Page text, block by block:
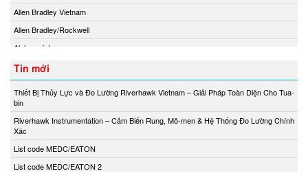
Allen Bradley Vietnam
Allen Bradley/Rockwell
Alphamoisture
Ametek
Amot
Amphenol Vietnam
Andony/Nikkiso
Anritsu
Apex Dynamics
Apiste
Tin mới
Thiết Bị Thủy Lực và Đo Lường Riverhawk Vietnam – Giải Pháp Toàn Diện Cho Tua-
bin
Riverhawk Instrumentation – Cảm Biến Rung, Mô-men & Hệ Thống Đo Lường Chính
Xác
List code MEDC/EATON
List code MEDC/EATON 2